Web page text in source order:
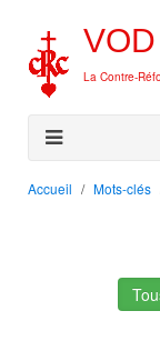
La Contre-
Accueil Mots-clés